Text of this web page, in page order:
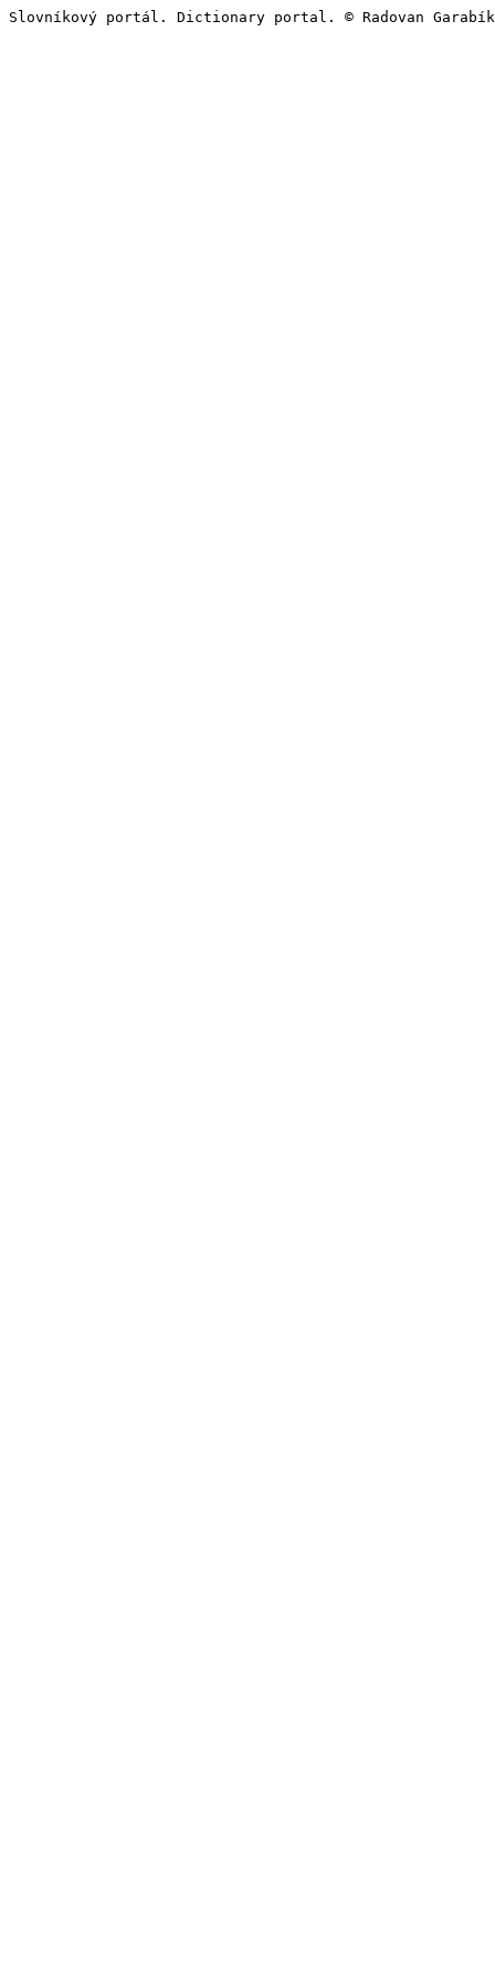
Slovníkový portál. Dictionary portal. © Radovan Garabík